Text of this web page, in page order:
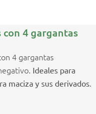
con 4 gargantas
4 gargantas
Ideales para
maciza y sus derivados.